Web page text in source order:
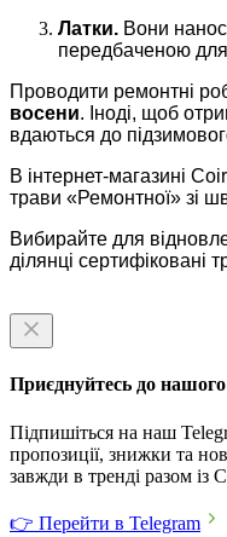
Латки. Вони
передбаченою для
Проводити ремонтні
восени. Іноді, щоб
вдаються до
В інтернет-магазині
трави «Ремонтної» зі
Вибирайте для
ділянці сертифіковані
Приєднуйтесь до
Підпишіться на наш
пропозиції, знижки та
завжди в тренді разом із
👉 Перейти в Telegram